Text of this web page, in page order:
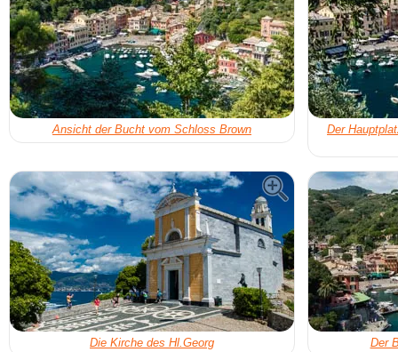
Ansicht der Bucht vom Schloss Brown Der
Die Kirche des Hl.Georg Der